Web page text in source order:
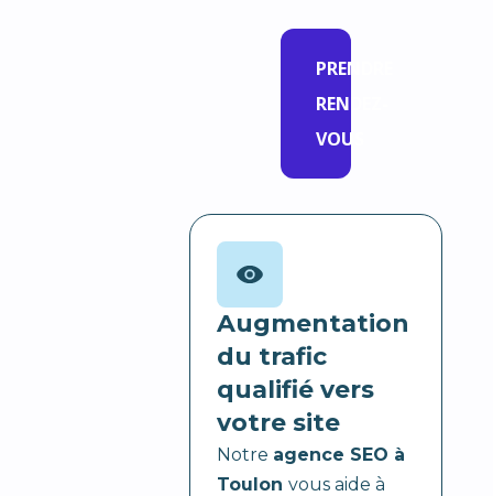
PRENDRE
RENDEZ-
VOUS
Augmentation
du trafic
qualifié vers
votre site
Notre agence SEO à
Toulon vous aide à